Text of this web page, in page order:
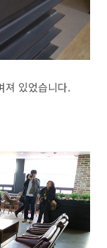
져 있었습니다.